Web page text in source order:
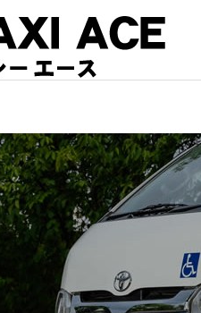
介護タクシー
スタッフブログ
夜間介護タクシーご利用